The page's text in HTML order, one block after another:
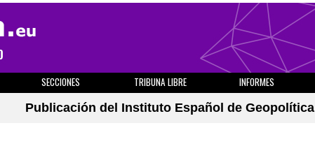
SECCIONES TRIBUNA LIBRE INFORMES
Publicación del Instituto Español de Geopolítica